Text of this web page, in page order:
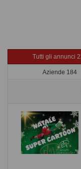
Tutti gli annunci
Aziende 184